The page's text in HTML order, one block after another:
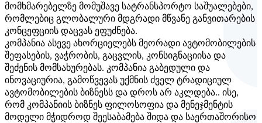
მომხმარებელზე მომუშავე სატრანსპორტო საშუალებები,
რომლებიც გლობალური მდგრადი მწვანე განვითარების
კონცეფციის დაცვას ეფუძნება.
კომპანია ასევე ახორციელებს მეორადი ავტომობილების
შეფასების, ვაჭრობის, გაცვლის, კონსიგნაციისა და
შეძენის მომსახურებას. კომპანია გაბედული და
ინოვაციურია, გამოწვევას უქმნის ძველ ტრადიციულ
ავტომობილების ბიზნესს და დროს არ აკლდება.. ისე,
რომ კომპანიის ბიზნეს ფილოსოფია და მენეჯმენტის
მოდელი მჭიდროდ შეესაბამება შიდა და საერთაშორისო